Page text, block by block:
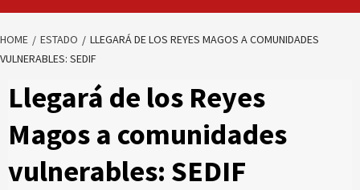
HOME ESTADO
LLEGARÁ DE LOS REYES MAGOS A COMUNIDADES
VULNERABLES: SEDIF
Llegará de los Reyes
Magos a comunidades
vulnerables: SEDIF